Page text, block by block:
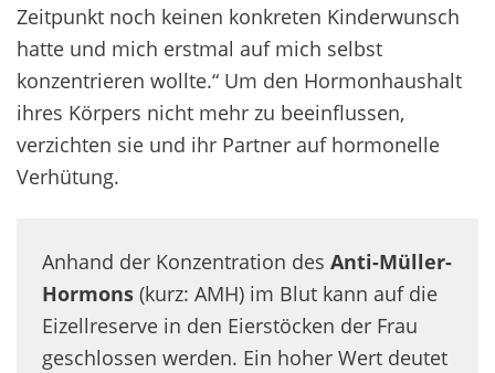
Zeitpunkt noch keinen konkreten Kinderwunsch
hatte und mich erstmal auf mich selbst
konzentrieren wollte.“ Um den Hormonhaushalt
ihres Körpers nicht mehr zu beeinflussen,
verzichten sie und ihr Partner auf hormonelle
Verhütung.
Anhand der Konzentration des Anti-Müller-
Hormons (kurz: AMH) im Blut kann auf die
Eizellreserve in den Eierstöcken der Frau
geschlossen werden. Ein hoher Wert deutet